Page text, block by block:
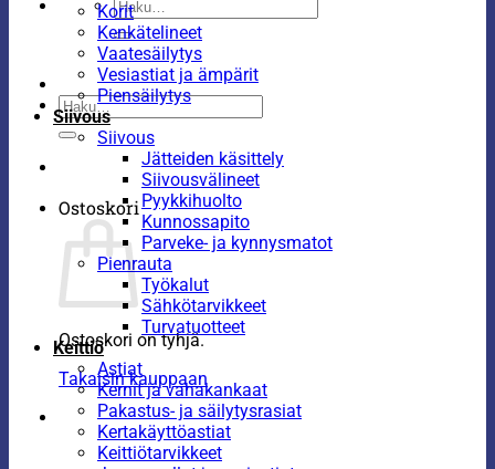
Etsi:
Etsi:
Ostoskori
Ostoskori on tyhjä.
Takaisin kauppaan
Korit
Kenkätelineet
Vaatesäilytys
Vesiastiat ja ämpärit
Piensäilytys
Siivous
Siivous
Jätteiden käsittely
Siivousvälineet
Pyykkihuolto
Kunnossapito
Parveke- ja kynnysmatot
Pienrauta
Työkalut
Sähkötarvikkeet
Turvatuotteet
Keittiö
Astiat
Kernit ja vahakankaat
Pakastus- ja säilytysrasiat
Kertakäyttöastiat
Keittiötarvikkeet